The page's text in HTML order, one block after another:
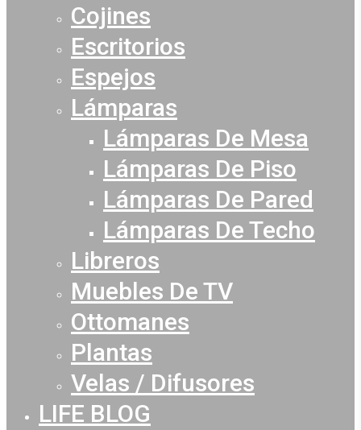
Cojines
Escritorios
Espejos
Lámparas
Lámparas De Mesa
Lámparas De Piso
Lámparas De Pared
Lámparas De Techo
Libreros
Muebles De TV
Ottomanes
Plantas
Velas / Difusores
LIFE BLOG